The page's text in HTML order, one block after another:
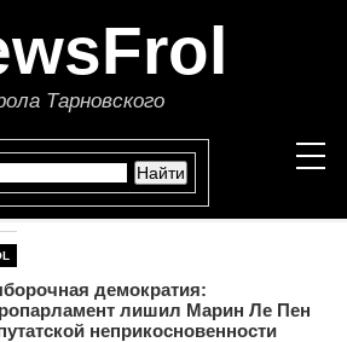
Тарновского
СТАТЬИ
демократия:
лишил Марин Ле Пен
неприкосновенности